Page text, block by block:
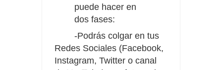
puede hacer en
dos fases:
-Podrás colgar en tus
Redes Sociales (Facebook,
Instagram, Twitter o canal